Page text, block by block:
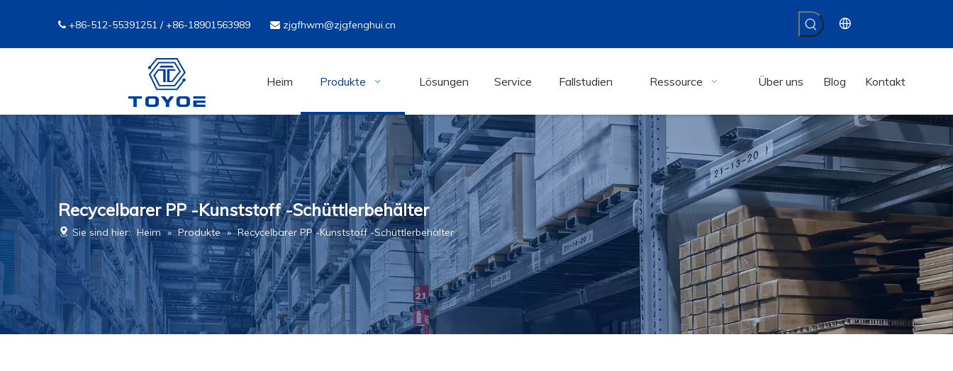
 +86-512-55391251 / +86-18901563989  zjgfhwm@zjgfenghui.cn
Heim Produkte Lösungen Service Fallstudien Ressource Über uns Blog Kontakt
Recycelbarer PP -Kunststoff -Schüttlerbehälter
Sie sind hier: Heim » Produkte » Recycelbarer PP -Kunststoff -Schüttlerbehälter